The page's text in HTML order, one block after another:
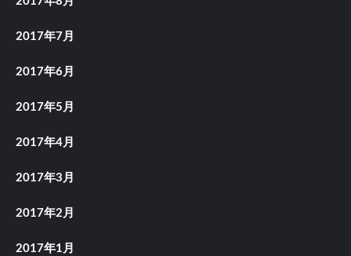
2017年7月
2017年6月
2017年5月
2017年4月
2017年3月
2017年2月
2017年1月